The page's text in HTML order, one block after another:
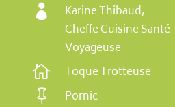

Karine Thibaud,
Cheffe Cuisine Santé
Voyageuse
 Toque Trotteuse
 Pornic